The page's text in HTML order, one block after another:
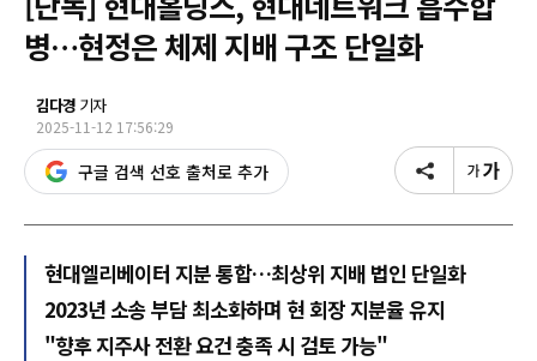
병…현정은 체제 지배 구조 단일화
김다경 기자
2025-11-12 17:56:29
구글 검색 선호 출처로 추가
현대엘리베이터 지분 통합…최상위 지배 법인 단일화
2023년 소송 부담 최소화하며 현 회장 지분율 유지
"향후 지주사 전환 요건 충족 시 검토 가능"